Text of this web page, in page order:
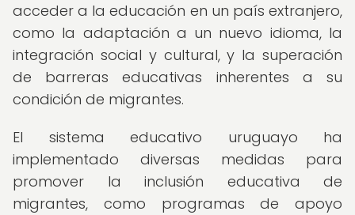
acceder a la educación en un país extranjero,
como la adaptación a un nuevo idioma, la
integración social y cultural, y la superación
de barreras educativas inherentes a su
condición de migrantes.
El sistema educativo uruguayo ha
implementado diversas medidas para
promover la inclusión educativa de
migrantes, como programas de apoyo